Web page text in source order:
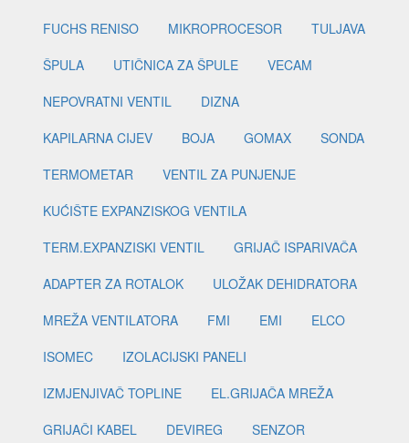
FUCHS RENISO
MIKROPROCESOR
TULJAVA
ŠPULA
UTIČNICA ZA ŠPULE
VECAM
NEPOVRATNI VENTIL
DIZNA
KAPILARNA CIJEV
BOJA GOMAX
SONDA
TERMOMETAR
VENTIL ZA PUNJENJE
KUĆIŠTE EXPANZISKOG VENTILA
TERM.EXPANZISKI VENTIL
GRIJAČ ISPARIVAČA
ADAPTER ZA ROTALOK
ULOŽAK DEHIDRATORA
MREŽA VENTILATORA
FMI EMI
ELCO
ISOMEC
IZOLACIJSKI PANELI
IZMJENJIVAČ TOPLINE
EL.GRIJAČA MREŽA
GRIJAČI KABEL
DEVIREG
SENZOR